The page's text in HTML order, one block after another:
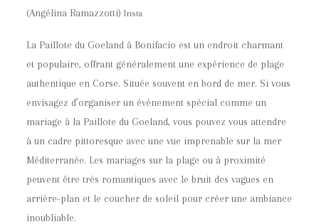
(Angélina Ramazzotti)Insta
La Paillote du Goeland à Bonifacio est un endroit charmant
et populaire, offrant généralement une expérience de plage
authentique en Corse. Située souvent en bord de mer. Si vous
envisagez d’organiser un événement spécial comme un
mariage à la Paillote du Goeland, vous pouvez vous attendre
à un cadre pittoresque avec une vue imprenable sur la mer
Méditerranée. Les mariages sur la plage ou à proximité
peuvent être très romantiques avec le bruit des vagues en
arrière-plan et le coucher de soleil pour créer une ambiance
inoubliable.